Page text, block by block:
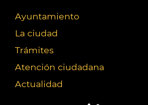
Ayuntamiento
La ciudad
Trámites
Atención ciudadana
Actualidad